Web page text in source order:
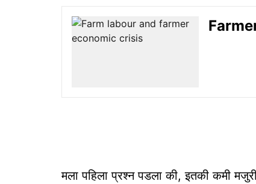
Farmer
मला पहिला प्रश्न पडला की, इतकी कमी